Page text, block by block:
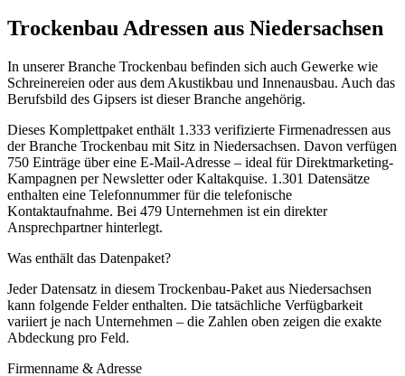
Trockenbau Adressen aus Niedersachsen
In unserer Branche Trockenbau befinden sich auch Gewerke wie
Schreinereien oder aus dem Akustikbau und Innenausbau. Auch das
Berufsbild des Gipsers ist dieser Branche angehörig.
Dieses Komplettpaket enthält 1.333 verifizierte Firmenadressen aus
der Branche Trockenbau mit Sitz in Niedersachsen. Davon verfügen
750 Einträge über eine E-Mail-Adresse – ideal für Direktmarketing-
Kampagnen per Newsletter oder Kaltakquise. 1.301 Datensätze
enthalten eine Telefonnummer für die telefonische
Kontaktaufnahme. Bei 479 Unternehmen ist ein direkter
Ansprechpartner hinterlegt.
Was enthält das Datenpaket?
Jeder Datensatz in diesem Trockenbau-Paket aus Niedersachsen
kann folgende Felder enthalten. Die tatsächliche Verfügbarkeit
variiert je nach Unternehmen – die Zahlen oben zeigen die exakte
Abdeckung pro Feld.
Firmenname & Adresse